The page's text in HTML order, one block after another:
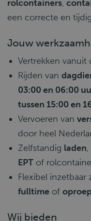
rolcontainers,
een correcte en
Jouw
Vertrekken vanuit
Rijden van
03:00 en 06:00
tussen 15:00 en
Vervoeren van
door heel
Zelfstandig laden,
EPT of
Flexibel inzetbaar
fulltime of
Wij bieden